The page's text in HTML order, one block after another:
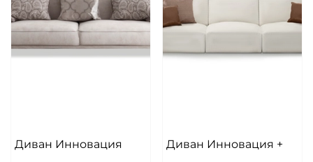
Диван Инновация Диван Инновация +